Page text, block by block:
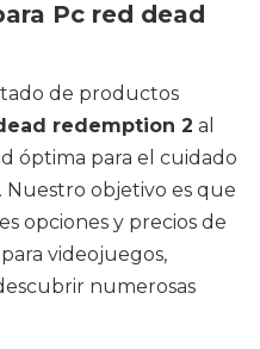
Pc red dead
de productos
redemption 2 al
óptima para el cuidado
Nuestro objetivo es que
opciones y precios de
videojuegos,
numerosas